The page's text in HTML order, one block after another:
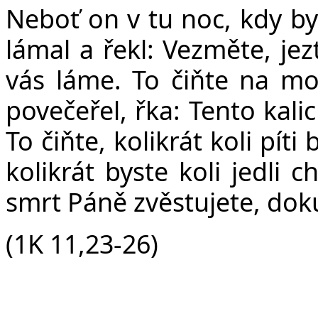
Neboť on v tu noc, kdy
lámal a řekl: Vezměte,
vás láme. To čiňte na
povečeřel, řka: Tento
To čiňte, kolikrát koli píti
kolikrát byste koli jedli
smrt Páně zvěstujete,
(1K 11,23-26)